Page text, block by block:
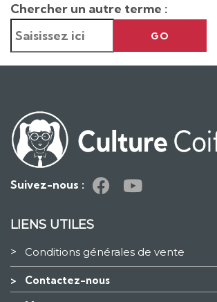
Chercher un autre terme :
GO
Suivez-nous :
LIENS UTILES
> Conditions générales de vente
> Contactez-nous